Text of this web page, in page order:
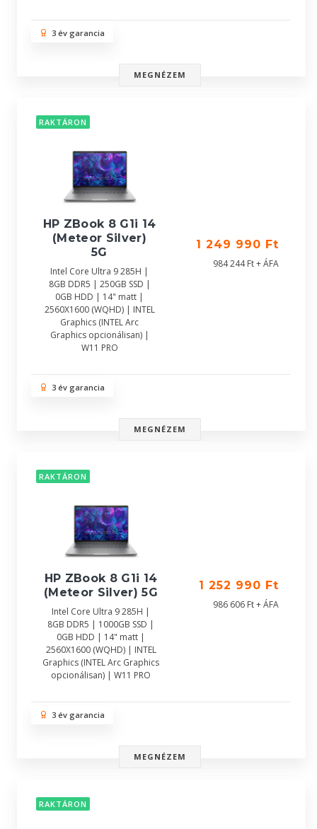
3 év garancia
MEGNÉZEM
RAKTÁRON
HP ZBook 8 G1i 14
(Meteor Silver)
5G
Intel Core Ultra 9 285H |
8GB DDR5 | 250GB SSD |
0GB HDD | 14" matt |
2560X1600 (WQHD) | INTEL
Graphics (INTEL Arc
Graphics opcionálisan) |
W11 PRO
1 249 990 Ft
984 244 Ft + ÁFA
3 év garancia
MEGNÉZEM
RAKTÁRON
HP ZBook 8 G1i 14
(Meteor Silver) 5G
Intel Core Ultra 9 285H |
8GB DDR5 | 1000GB SSD |
0GB HDD | 14" matt |
2560X1600 (WQHD) | INTEL
Graphics (INTEL Arc Graphics
opcionálisan) | W11 PRO
1 252 990 Ft
986 606 Ft + ÁFA
3 év garancia
MEGNÉZEM
RAKTÁRON